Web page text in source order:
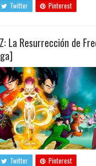
Twitter Pinterest
La Resurrección de
Twitter Pinterest